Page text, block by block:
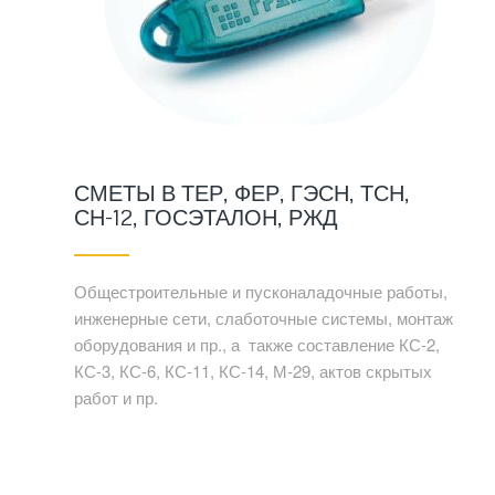
СМЕТЫ В ТЕР, ФЕР, ГЭСН, ТСН,
СН-12, ГОСЭТАЛОН, РЖД
Общестроительные и пусконаладочные работы,
инженерные сети, слаботочные системы, монтаж
оборудования и пр., а также составление КС-2,
КС-3, КС-6, КС-11, КС-14, М-29, актов скрытых
работ и пр.